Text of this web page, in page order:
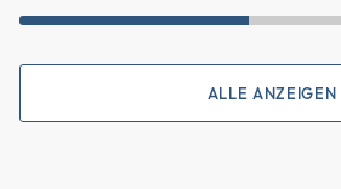
ALLE ANZEIGEN